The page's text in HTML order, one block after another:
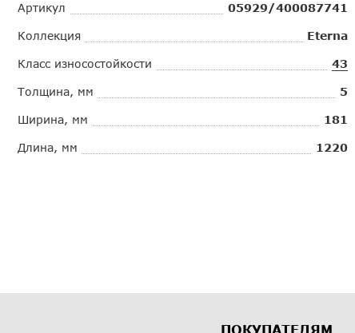
Артикул 05929/400087741
Коллекция Eterna
Класс износостойкости 43
Толщина, мм 5
Ширина, мм 181
Длина, мм 1220
ПОКУПАТЕЛЯМ